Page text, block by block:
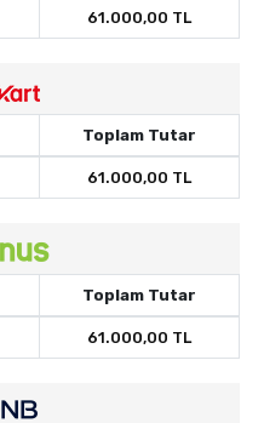
61.000,00 TL
Toplam Tutar
61.000,00 TL
Toplam Tutar
61.000,00 TL